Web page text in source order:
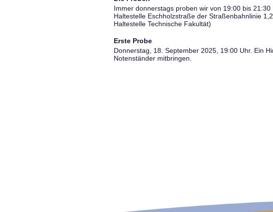
Immer donnerstags proben wir von 19:00 bis
Haltestelle Eschholzstraße der Straßenbahnlinie
Haltestelle Technische Fakultät)
Erste Probe
Donnerstag, 18. September 2025, 19:00 Uhr. Ein
Notenständer mitbringen.